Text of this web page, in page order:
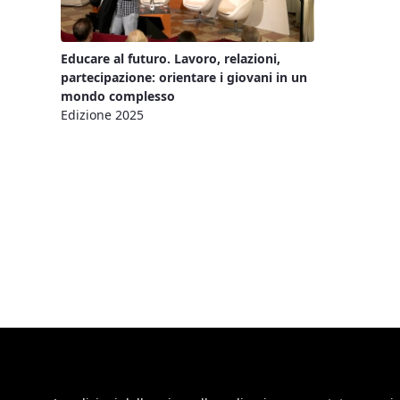
Educare al futuro. Lavoro, relazioni,
partecipazione: orientare i giovani in un
mondo complesso
Edizione 2025